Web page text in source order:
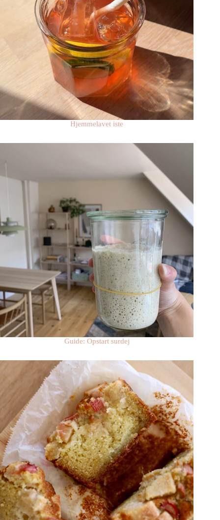
Hjemmelavet iste
Guide: Opstart surdej